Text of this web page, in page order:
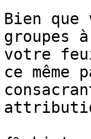
Bien
groupes
votre
ce